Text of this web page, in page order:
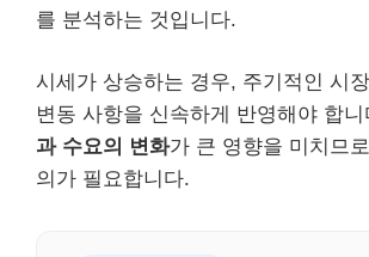
를 분석하는 것입니다.
시세가 상승하는 경우, 주기적인 시
변동 사항을 신속하게 반영해야 합
과 수요의 변화가 큰 영향을 미치므
의가 필요합니다.